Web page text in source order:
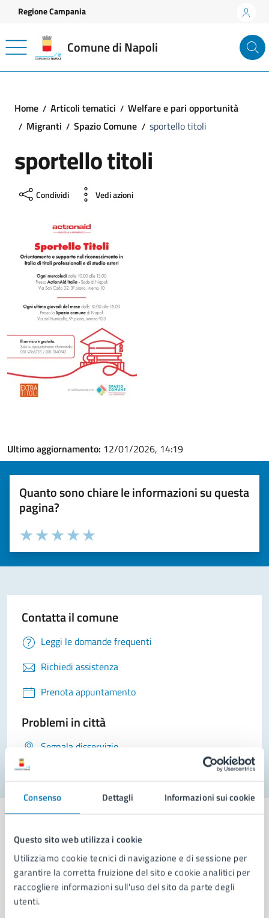
Consenso Dettagli Informazioni sui cookie
Questo sito web utilizza i cookie
Utilizziamo cookie tecnici di navigazione e di sessione per
garantire la corretta fruizione del sito e cookie analitici per
raccogliere informazioni sull'uso del sito da parte degli
utenti.
Vai ai contenuti
Vai al footer
Regione Campania
Comune di Napoli
Home Articoli tematici
Welfare e pari opportunità
Migranti
Spazio Comune sportello titoli
sportello titoli
Condividi Vedi azioni
Ultimo aggiornamento: 12/01/2026, 14:19
Quanto sono chiare le informazioni su questa
pagina?
Valuta la chiarezza delle informazioni (da 1 a 5 stelle)
Seleziona il numero di stelle per valutare la chiarezza delle
Valuta 5 stelle su 5
Valuta 4 stelle su 5
Valuta 3 stelle su 5
Valuta 2 stelle su 5
Valuta 1 stelle su 5
Contatta il comune
Leggi le domande frequenti
Richiedi assistenza
Prenota appuntamento
Problemi in città
Segnala disservizio
Comune di Napoli
AMMINISTRAZIONE